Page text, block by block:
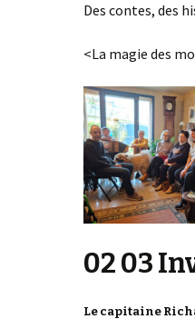
Des contes, des
<La magie des
02 03
Le capitaine